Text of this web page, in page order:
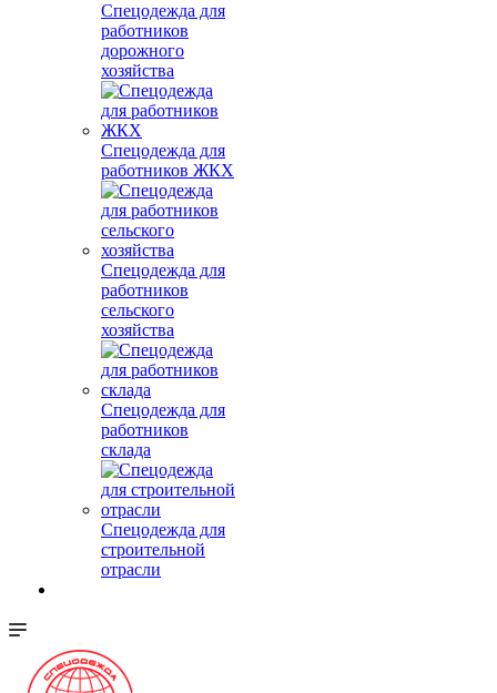
Спецодежда для
работников
дорожного
хозяйства
Спецодежда для
работников ЖКХ
Спецодежда для
работников
сельского
хозяйства
Спецодежда для
работников
склада
Спецодежда для
строительной
отрасли